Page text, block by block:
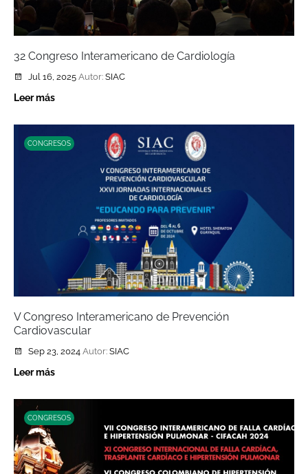
32 Congreso Interamericano de Cardiología
Jul 16, 2025 Autor: SIAC
Leer más
CONGRESOS
V Congreso Interamericano de Prevención
Cardiovascular
Sep 23, 2024 Autor: SIAC
Leer más
CONGRESOS